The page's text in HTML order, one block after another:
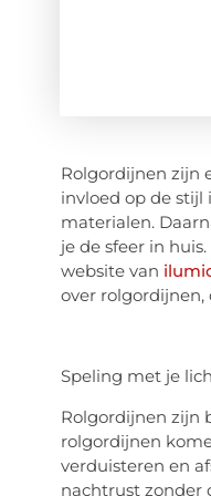
Rolgordijnen zijn
invloed op de stijl
materialen.
je de sfeer in
website van
over rolgordijnen,
Speling met je
Rolgordijnen zijn
rolgordijnen
verduisteren en
nachtrust zonder